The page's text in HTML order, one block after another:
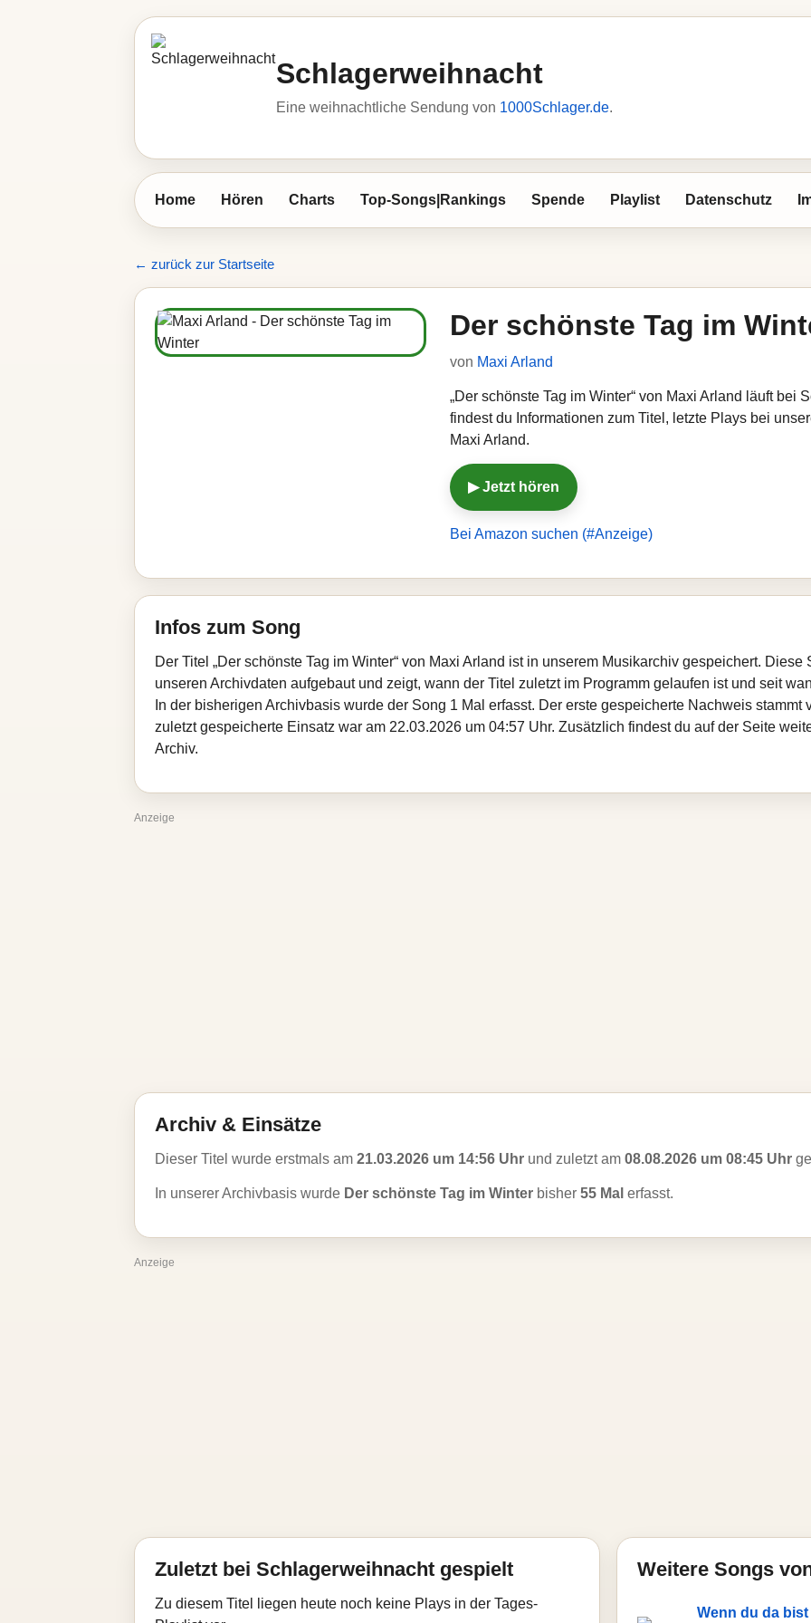
Schlagerweihnacht
Eine weihnachtliche Sendung von 1000Schlager.de.
Home Hören Charts Top-Songs|Rankings Spende Playlist Datenschutz
← zurück zur Startseite
Der schönste Tag im
von Maxi Arland
„Der schönste Tag im Winter“ von Maxi Arland läuft bei
findest du Informationen zum Titel, letzte Plays bei
Maxi Arland.
▶ Jetzt hören
Bei Amazon suchen (#Anzeige)
Infos zum Song
Der Titel „Der schönste Tag im Winter“ von Maxi Arland ist in unserem Musikarchiv gespeichert.
unseren Archivdaten aufgebaut und zeigt, wann der Titel zuletzt im Programm gelaufen ist und seit
In der bisherigen Archivbasis wurde der Song 1 Mal erfasst. Der erste gespeicherte Nachweis stammt
zuletzt gespeicherte Einsatz war am 22.03.2026 um 04:57 Uhr. Zusätzlich findest du auf der Seite
Archiv.
Anzeige
Archiv & Einsätze
Dieser Titel wurde erstmals am 21.03.2026 um 14:56 Uhr und zuletzt am 08.08.2026 um 08:45 Uhr
In unserer Archivbasis wurde Der schönste Tag im Winter bisher 55 Mal erfasst.
Anzeige
Zuletzt bei Schlagerweihnacht gespielt
Zu diesem Titel liegen heute noch keine Plays in der Tages-
Weitere Songs
Wenn du da